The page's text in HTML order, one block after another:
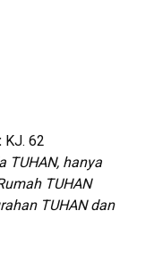
KJ. 62
TUHAN, hanya
TUHAN
TUHANdan